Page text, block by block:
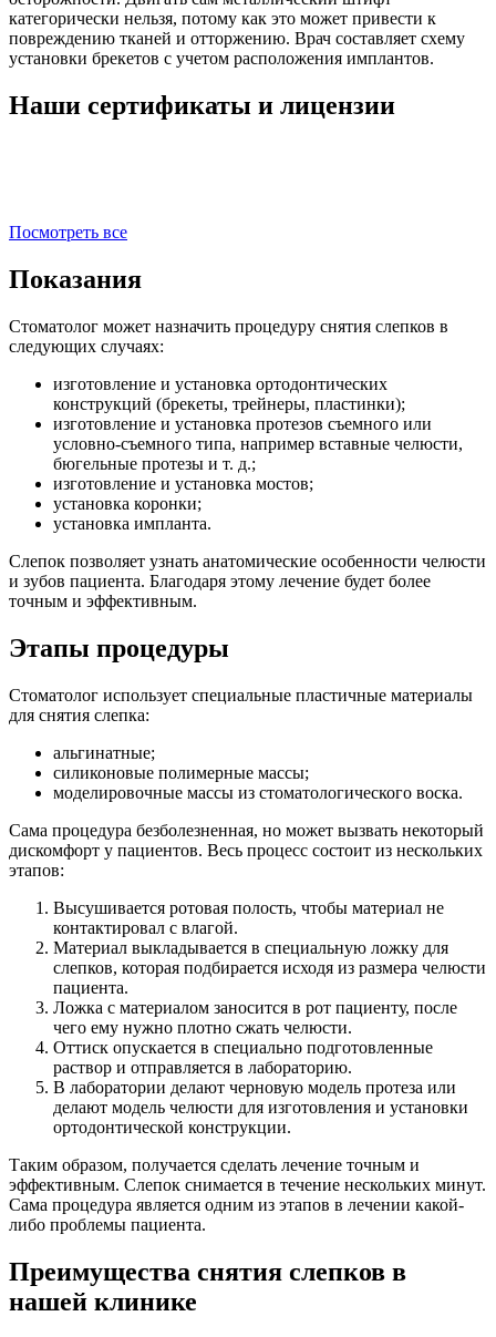
категорически нельзя, потому как это может привести к
повреждению тканей и отторжению. Врач составляет схему
установки брекетов с учетом расположения имплантов.
Наши сертификаты и лицензии
Посмотреть все
Показания
Стоматолог может назначить процедуру снятия слепков в
следующих случаях:
изготовление и установка ортодонтических
конструкций (брекеты, трейнеры, пластинки);
изготовление и установка протезов съемного или
условно-съемного типа, например вставные челюсти,
бюгельные протезы и т. д.;
изготовление и установка мостов;
установка коронки;
установка импланта.
Слепок позволяет узнать анатомические особенности челюсти
и зубов пациента. Благодаря этому лечение будет более
точным и эффективным.
Этапы процедуры
Стоматолог использует специальные пластичные материалы
для снятия слепка:
альгинатные;
силиконовые полимерные массы;
моделировочные массы из стоматологического воска.
Сама процедура безболезненная, но может вызвать некоторый
дискомфорт у пациентов. Весь процесс состоит из нескольких
этапов:
Высушивается ротовая полость, чтобы материал не
контактировал с влагой.
Материал выкладывается в специальную ложку для
слепков, которая подбирается исходя из размера челюсти
пациента.
Ложка с материалом заносится в рот пациенту, после
чего ему нужно плотно сжать челюсти.
Оттиск опускается в специально подготовленные
раствор и отправляется в лабораторию.
В лаборатории делают черновую модель протеза или
делают модель челюсти для изготовления и установки
ортодонтической конструкции.
Таким образом, получается сделать лечение точным и
эффективным. Слепок снимается в течение нескольких минут.
Сама процедура является одним из этапов в лечении какой-
либо проблемы пациента.
Преимущества снятия слепков в
нашей клинике